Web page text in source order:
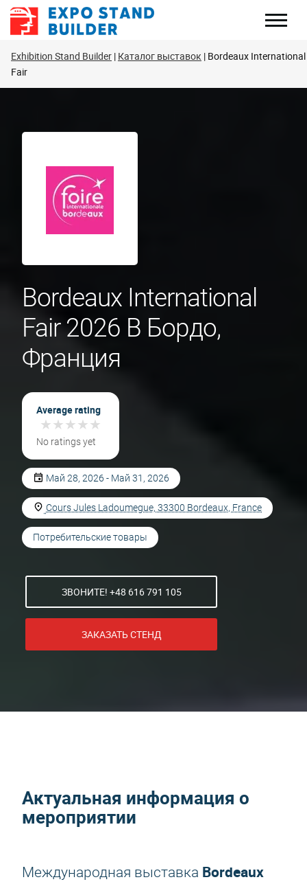
Перейти
Exhibition Stand Builder Каталог выставок Bordeaux International
Fair
Bordeaux International
Fair 2026 В Бордо,
Франция
Average rating
★★★★★
★★★★★
No ratings yet
Май 28, 2026 - Май 31, 2026
Cours Jules Ladoumegue, 33300 Bordeaux, France
Потребительские товары
ЗВОНИТЕ! +48 616 791 105
ЗАКАЗАТЬ СТЕНД
Актуальная информация о
мероприятии
Международная выставка Bordeaux